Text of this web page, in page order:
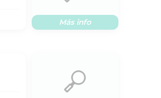
Más info